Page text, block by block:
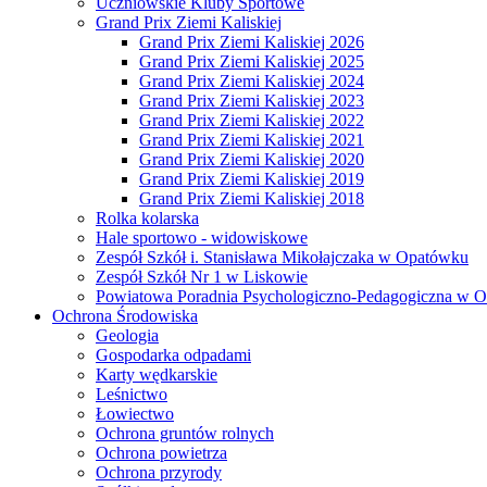
Grand Prix Ziemi Kaliskiej
Grand Prix Ziemi Kaliskiej 2026
Grand Prix Ziemi Kaliskiej 2025
Grand Prix Ziemi Kaliskiej 2024
Grand Prix Ziemi Kaliskiej 2023
Grand Prix Ziemi Kaliskiej 2022
Grand Prix Ziemi Kaliskiej 2021
Grand Prix Ziemi Kaliskiej 2020
Grand Prix Ziemi Kaliskiej 2019
Grand Prix Ziemi Kaliskiej 2018
Rolka kolarska
Hale sportowo - widowiskowe
Zespół Szkół i. Stanisława Mikołajczaka w Opatówku
Zespół Szkół Nr 1 w Liskowie
Powiatowa Poradnia Psychologiczno-Pedagogiczna w
Ochrona Środowiska
Geologia
Gospodarka odpadami
Karty wędkarskie
Leśnictwo
Łowiectwo
Ochrona gruntów rolnych
Ochrona powietrza
Ochrona przyrody